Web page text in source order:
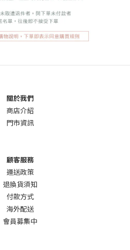
關於我們
商店介紹
門市資訊
顧客服務
運送政策
退換貨須知
付款方式
海外配送
會員募集中